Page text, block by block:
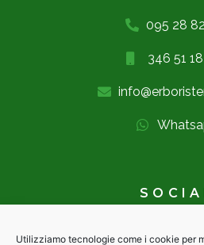
Utilizziamo tecnologie come i cookie per
095 28
346 51